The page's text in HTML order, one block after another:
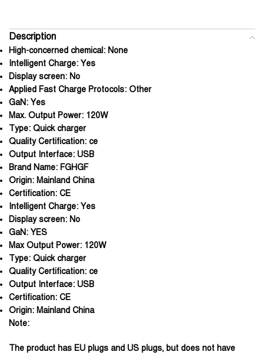
Description
High-concerned chemical: None
Intelligent Charge: Yes
Display screen: No
Applied Fast Charge Protocols: Other
GaN: Yes
Max. Output Power: 120W
Type: Quick charger
Quality Certification: ce
Output Interface: USB
Brand Name: FGHGF
Origin: Mainland China
Certification: CE
Intelligent Charge: Yes
Display screen: No
GaN: YES
Max Output Power: 120W
Type: Quick charger
Quality Certification: ce
Output Interface: USB
Certification: CE
Origin: Mainland China
Note:
The product has EU plugs and US plugs, but does not have